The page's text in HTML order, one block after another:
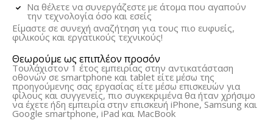
Να θέλετε να συνεργάζεστε με άτομα που αγαπούν
την τεχνολογία όσο και εσείς
Είμαστε σε συνεχή αναζήτηση για τους πιο ευφυείς,
φιλικούς και εργατικούς τεχνικούς!
Θεωρούμε ως επιπλέον προσόν
Τουλάχιστον 1 έτος εμπειρίας στην αντικατάσταση
οθονών σε smartphone και tablet είτε μέσω της
προηγούμενης σας εργασίας είτε μέσω επισκευών για
φίλους και συγγενείς, πιο συγκεκριμένα θα ήταν χρήσιμο
να έχετε ήδη εμπειρία στην επισκευή iPhone, Samsung και
Google smartphone, iPad και MacBook